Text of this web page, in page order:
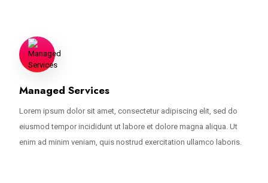
Managed Services
Lorem ipsum dolor sit amet, consectetur adipiscing elit, sed do
eiusmod tempor incididunt ut labore et dolore magna aliqua. Ut
enim ad minim veniam, quis nostrud exercitation ullamco laboris.